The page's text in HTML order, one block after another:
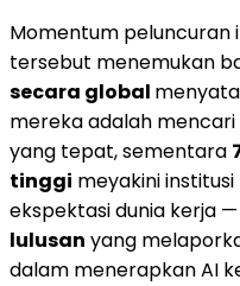
Momentum peluncuran
tersebut menemukan
secara global
mereka adalah
yang tepat, sementara
tinggi meyakini
ekspektasi dunia kerja
lulusan yang
dalam menerapkan AI